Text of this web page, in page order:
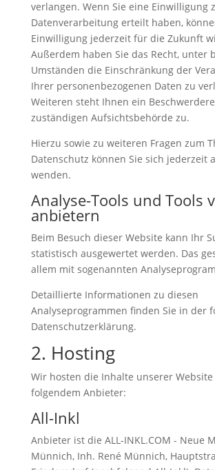
verlangen. Wenn Sie eine Einwilligung
Datenverarbeitung erteilt haben,
Einwilligung jederzeit für die Zukunft
Außerdem haben Sie das Recht, unter
Umständen die Einschränkung der
Ihrer personenbezogenen Daten zu
Weiteren steht Ihnen ein
zuständigen Aufsichtsbehörde zu.
Hierzu sowie zu weiteren Fragen zum
Datenschutz können Sie sich jederzeit
wenden.
Analyse-Tools und Tools
anbietern
Beim Besuch dieser Website kann Ihr
statistisch ausgewertet werden. Das
allem mit sogenannten
Detaillierte Informationen zu diesen
Analyseprogrammen finden Sie in der
Datenschutzerklärung.
2. Hosting
Wir hosten die Inhalte unserer Website
folgendem Anbieter:
All-Inkl
Anbieter ist die ALL-INKL.COM - Neue
Münnich, Inh. René Münnich,